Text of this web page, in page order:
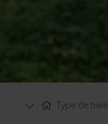
Type de bien